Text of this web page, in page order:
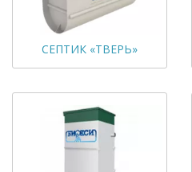
СЕПТИК «ТВЕРЬ»